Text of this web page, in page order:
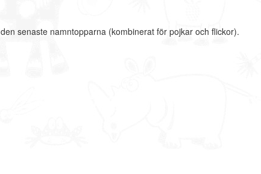
senaste namntopparna (kombinerat för pojkar och flickor).